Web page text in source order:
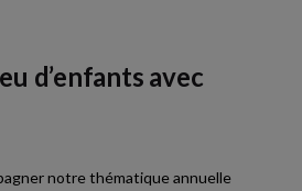
d’enfants avec
notre thématique annuelle